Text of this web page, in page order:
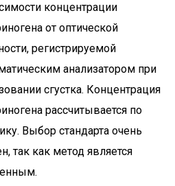
концентрации
от оптической
регистрируемой
анализатором при
сгустка. Концентрация
рассчитывается по
Выбор стандарта очень
так как метод является